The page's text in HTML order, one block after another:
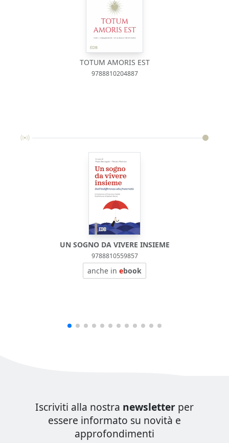
TOTUM AMORIS EST
9788810204887
UN SOGNO DA VIVERE INSIEME
9788810559857
anche in ebook
Iscriviti alla nostra newsletter per
essere informato su novità e
approfondimenti